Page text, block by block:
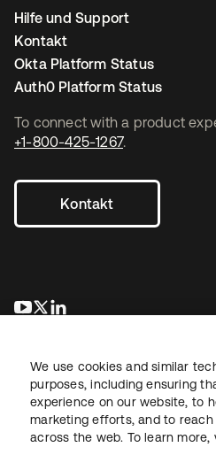
To connect with a product
+1-800-425-1267.
Kontakt
wird in einer neuen
wird in einer neuen
Hilfe und Support
Kontakt
Okta Platform Status
Auth0 Platform Status
RechtDatenschutzrichtlinie
We use cookies and similar
purposes, including ensuring
experience on our website, to
marketing efforts, and to
across the web. To learn more,